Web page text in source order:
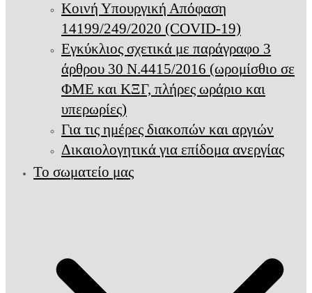
Κοινή Υπουργική Απόφαση
14199/249/2020 (COVID-19)
Εγκύκλιος σχετικά με παράγραφο 3
άρθρου 30 Ν.4415/2016 (ωρομίσθιο σε
ΦΜΕ και ΚΞΓ, πλήρες ωράριο και
υπερωρίες)
Για τις ημέρες διακοπών και αργιών
Δικαιολογητικά για επίδομα ανεργίας
Το σωματείο μας